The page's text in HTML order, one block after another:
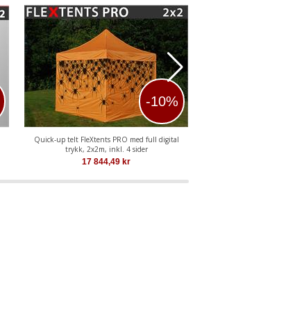
-10%
Quick-up telt FleXtents PRO med full digital
trykk, 2x2m, inkl. 4 sider
17 844,49 kr